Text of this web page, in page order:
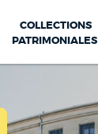
COLLECTIONS
PATRIMONIALES